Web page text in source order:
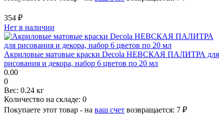
354 ₽
Нет в наличии
Акриловые матовые краски Decola НЕВСКАЯ ПАЛИТРА для
рисования и декора, набор 6 цветов по 20 мл
0.00
0
Вес: 0.24 кг
Количество на складе: 0
Покупаете этот товар - на ваш счет возвращается: 7 ₽